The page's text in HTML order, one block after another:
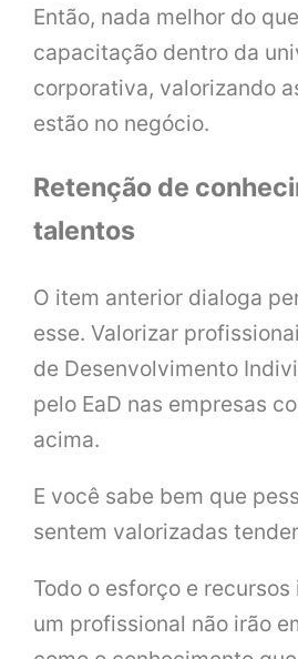
Então, nada melhor do
capacitação dentro da
corporativa, valorizando
estão no negócio.
Retenção de
talentos
O item anterior dialoga
esse. Valorizar
de Desenvolvimento
pelo EaD nas empresas
acima.
E você sabe bem que
sentem valorizadas
Todo o esforço e
um profissional não irão